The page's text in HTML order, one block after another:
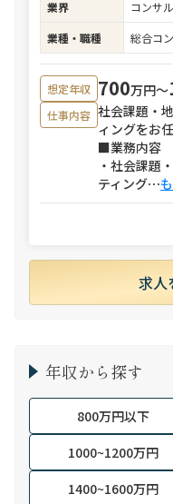
業界
コンサ
業種・職種
総合コ
想定年収 700万円〜
仕事内容 社会課題・
ィングをお
■業務内容
・社会課題
ティング⋯
求人
年収から探す
800万円以下
1000~1200万円
1400~1600万円